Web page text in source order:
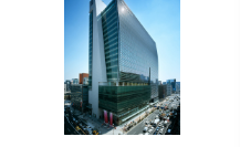
感、一体感の醸成に貢